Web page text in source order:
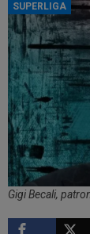
SUPERLIGA
Gigi Becali,